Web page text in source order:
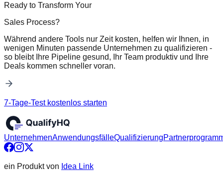
Ready to Transform Your
Sales Process?
Während andere Tools nur Zeit kosten, helfen wir Ihnen, in
wenigen Minuten passende Unternehmen zu qualifizieren -
so bleibt Ihre Pipeline gesund, Ihr Team produktiv und Ihre
Deals kommen schneller voran.
7-Tage-Test kostenlos starten
UnternehmenAnwendungsfälleQualifizierung
ein Produkt von Idea Link